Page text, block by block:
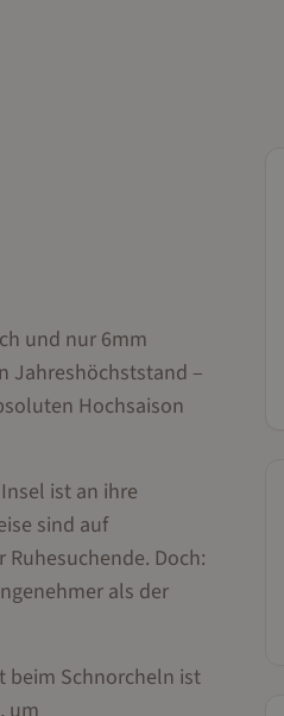
und nur 6mm
Jahreshöchststand –
Hochsaison
ist an ihre
sind auf
Doch:
als der
beim Schnorcheln ist